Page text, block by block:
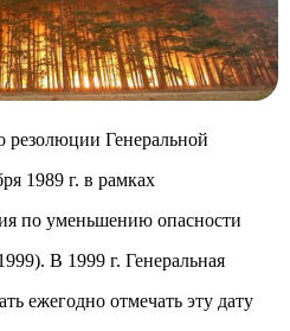
резолюции Генеральной
1989 г. в рамках
по уменьшению опасности
В 1999 г. Генеральная
ежегодно отмечать эту дату